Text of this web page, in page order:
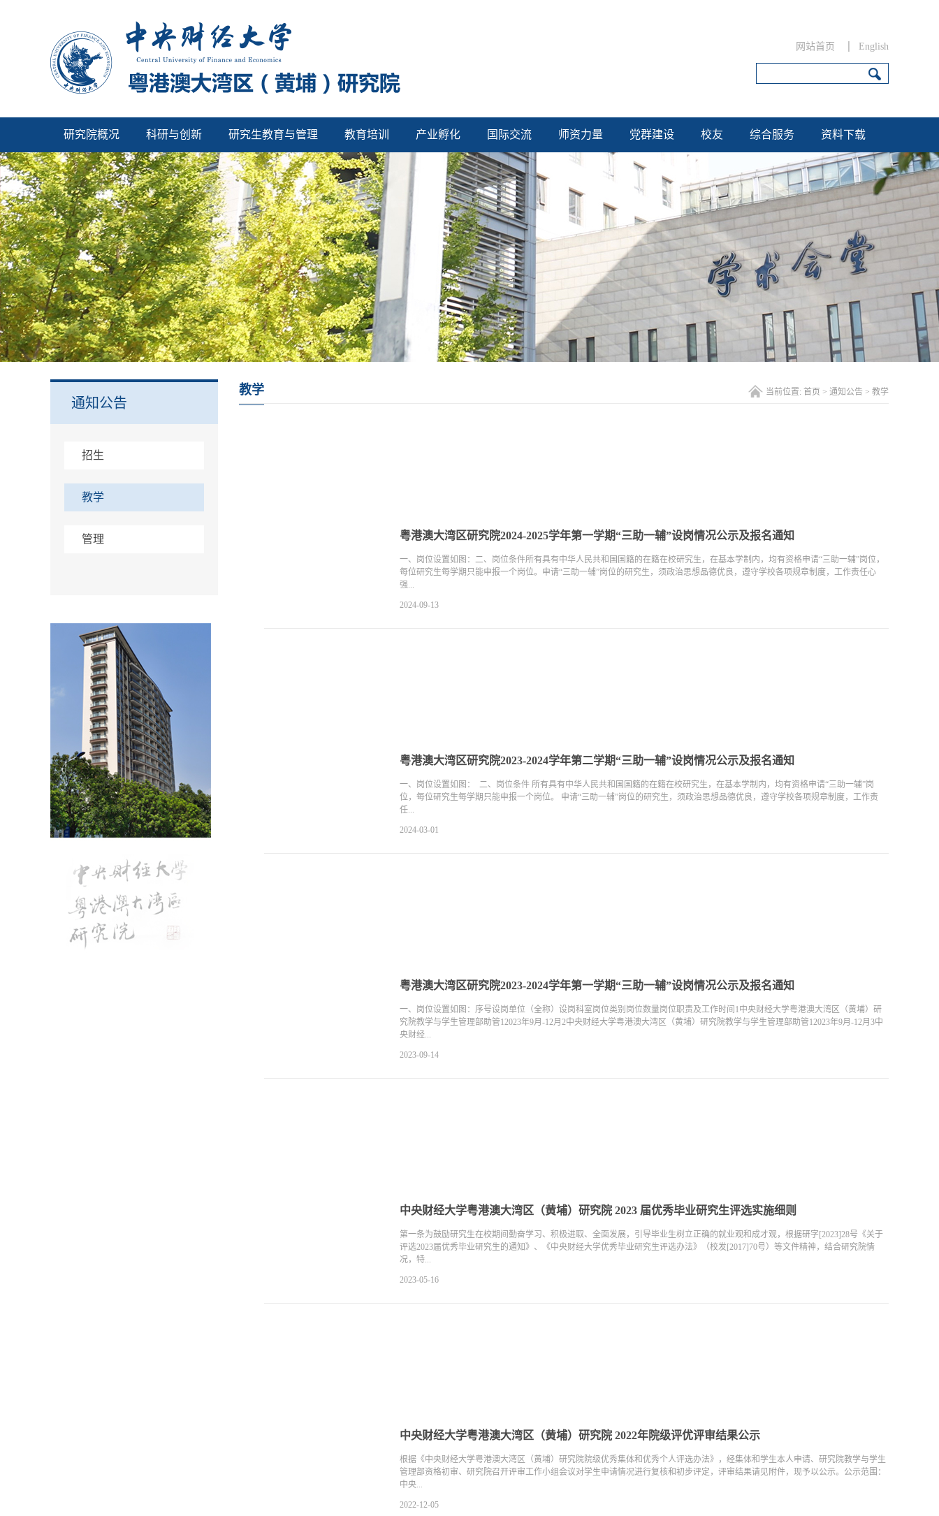
网站首页 English
研究院概况 科研与创新 研究生教育与管理 教育培训 产业孵化 国际交流 师资力量 党群建设 校友 综合服务 资料下载
通知公告
招生
教学
管理
教学 当前位置: 首页 > 通知公告 > 教学
粤港澳大湾区研究院2024-2025学年第一学期“三助一辅”设岗情况公示及报名通知
一、岗位设置如图：二、岗位条件所有具有中华人民共和国国籍的在籍在校研究生，在基本学制内，均有资格申请“三助一辅”岗位，
每位研究生每学期只能申报一个岗位。申请“三助一辅”岗位的研究生，须政治思想品德优良，遵守学校各项规章制度，工作责任心
强...
2024-09-13
粤港澳大湾区研究院2023-2024学年第二学期“三助一辅”设岗情况公示及报名通知
一、岗位设置如图： 二、岗位条件 所有具有中华人民共和国国籍的在籍在校研究生，在基本学制内，均有资格申请“三助一辅”岗
位，每位研究生每学期只能申报一个岗位。 申请“三助一辅”岗位的研究生，须政治思想品德优良，遵守学校各项规章制度，工作责
任...
2024-03-01
粤港澳大湾区研究院2023-2024学年第一学期“三助一辅”设岗情况公示及报名通知
一、岗位设置如图：序号设岗单位（全称）设岗科室岗位类别岗位数量岗位职责及工作时间1中央财经大学粤港澳大湾区（黄埔）研
究院教学与学生管理部助管12023年9月-12月2中央财经大学粤港澳大湾区（黄埔）研究院教学与学生管理部助管12023年9月-12月3中
央财经...
2023-09-14
中央财经大学粤港澳大湾区（黄埔）研究院 2023 届优秀毕业研究生评选实施细则
第一条为鼓励研究生在校期间勤奋学习、积极进取、全面发展，引导毕业生树立正确的就业观和成才观，根据研字[2023]28号《关于
评选2023届优秀毕业研究生的通知》、《中央财经大学优秀毕业研究生评选办法》（校发[2017]70号）等文件精神，结合研究院情
况，特...
2023-05-16
中央财经大学粤港澳大湾区（黄埔）研究院 2022年院级评优评审结果公示
根据《中央财经大学粤港澳大湾区（黄埔）研究院院级优秀集体和优秀个人评选办法》，经集体和学生本人申请、研究院教学与学生
管理部资格初审、研究院召开评审工作小组会议对学生申请情况进行复核和初步评定，评审结果请见附件，现予以公示。公示范围：
中央...
2022-12-05